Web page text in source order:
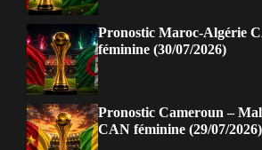
Pronostic Maroc-Algérie
féminine (30/07/2026)
Pronostic Cameroun –
CAN féminine (29/07/2026)